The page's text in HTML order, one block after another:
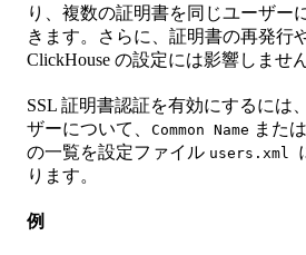
り、複数の証明書を同じユーザー
きます。さらに、証明書の再発行
ClickHouse の設定には影響しません
SSL 証明書認証を有効にするには
ザーについて、 Common Name または
の一覧を設定ファイル users.xml
ります。
例